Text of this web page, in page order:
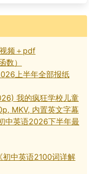
频＋pdf
数）
上半年全部报纸
我的疯狂学校儿童
MKV, 内置英文字幕
中英语2026下半年最
中英语2100词详解